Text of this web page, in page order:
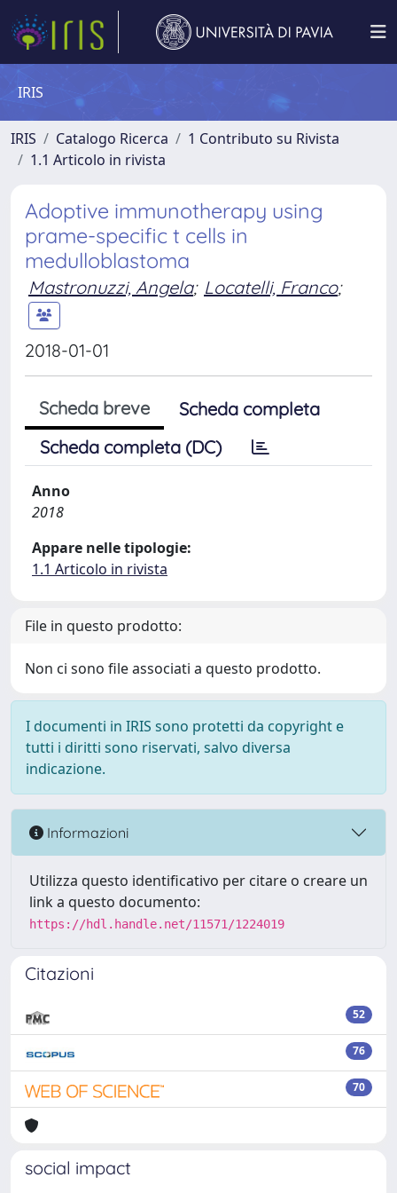
IRIS
IRIS Catalogo Ricerca
1 Contributo su Rivista
1.1 Articolo in rivista
Adoptive immunotherapy using
prame-specific t cells in
medulloblastoma
Mastronuzzi, Angela; Locatelli, Franco;
2018-01-01
Scheda breve
Scheda completa
Scheda completa (DC)
Anno
2018
Appare nelle tipologie:
1.1 Articolo in rivista
File in questo prodotto:
Non ci sono file associati a questo prodotto.
I documenti in IRIS sono protetti da copyright e
tutti i diritti sono riservati, salvo diversa
indicazione.
Informazioni
Utilizza questo identificativo per citare o creare un
link a questo documento:
https://hdl.handle.net/11571/1224019
Citazioni
52
76
70
social impact